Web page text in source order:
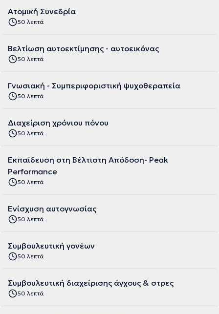
Ατομική Συνεδρία
50 λεπτά
Βελτίωση αυτοεκτίμησης - αυτοεικόνας
50 λεπτά
Γνωσιακή - Συμπεριφοριστική ψυχοθεραπεία
50 λεπτά
Διαχείριση χρόνιου πόνου
50 λεπτά
Εκπαίδευση στη Βέλτιστη Απόδοση- Peak
Performance
50 λεπτά
Ενίσχυση αυτογνωσίας
50 λεπτά
Συμβουλευτική γονέων
50 λεπτά
Συμβουλευτική διαχείρισης άγχους & στρες
50 λεπτά